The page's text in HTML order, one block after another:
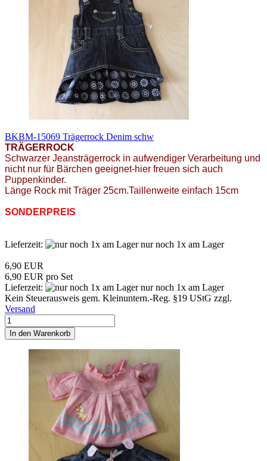
BKBM-15069 Trägerrock Denim schw
TRÄGERROCK
Schwarzer Jeansträgerrock in aufwendiger Verarbeitung und
nicht nur für Bärchen geeignet-hier freuen sich auch
Puppenkinder.
Länge Rock mit Träger 25cm.Taillenweite einfach 15cm
SONDERPREIS
Lieferzeit: nur noch 1x am Lager
6,90 EUR
6,90 EUR pro Set
Lieferzeit:
nur noch 1x am Lager
Kein Steuerausweis gem. Kleinuntern.-Reg. §19 UStG zzgl.
Versand
In den Warenkorb